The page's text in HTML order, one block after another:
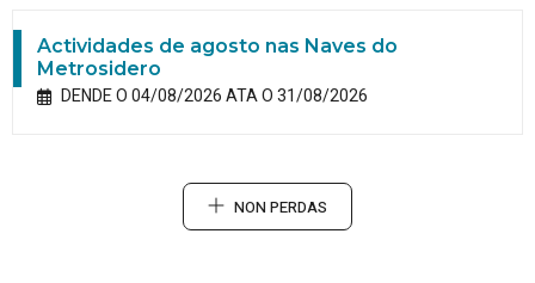
Actividades de agosto nas Naves do
Metrosidero
DENDE O 04/08/2026 ATA O 31/08/2026
NON PERDAS